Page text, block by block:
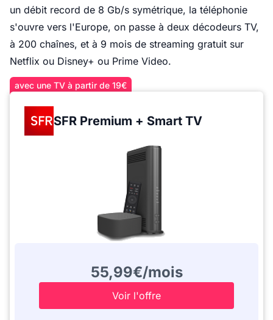
un débit record de 8 Gb/s symétrique, la téléphonie
s'ouvre vers l'Europe, on passe à deux décodeurs TV,
à 200 chaînes, et à 9 mois de streaming gratuit sur
Netflix ou Disney+ ou Prime Video.
avec une TV à partir de 19€
SFR Premium + Smart TV
55,99€/mois
Voir l'offre